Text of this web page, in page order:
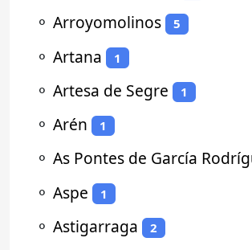
⚬ Arroyomolinos 5
⚬ Artana 1
⚬ Artesa de Segre 1
⚬ Arén 1
⚬ As Pontes de García
⚬ Aspe 1
⚬ Astigarraga 2